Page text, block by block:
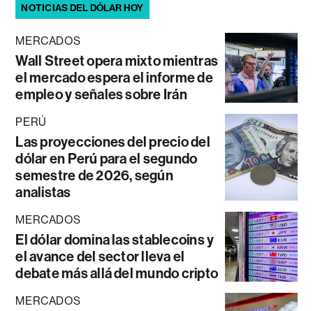
NOTICIAS DEL DÓLAR HOY
MERCADOS
Wall Street opera mixto mientras
el mercado espera el informe de
empleo y señales sobre Irán
PERÚ
Las proyecciones del precio del
dólar en Perú para el segundo
semestre de 2026, según
analistas
MERCADOS
El dólar domina las stablecoins y
el avance del sector lleva el
debate más allá del mundo cripto
MERCADOS